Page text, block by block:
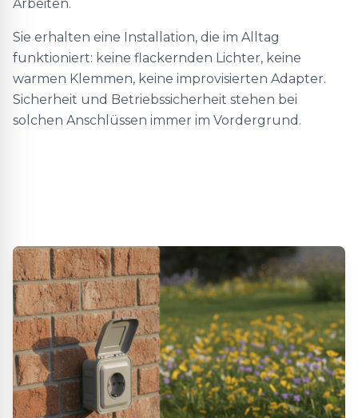
Arbeiten.
Sie erhalten eine Installation, die im Alltag
funktioniert: keine flackernden Lichter, keine
warmen Klemmen, keine improvisierten Adapter.
Sicherheit und Betriebssicherheit stehen bei
solchen Anschlüssen immer im Vordergrund.